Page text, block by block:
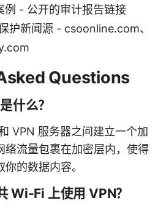
例 - 公开的审计报告链接
护新闻源 - csoonline.com、
Questions
什么？
VPN 服务器之间建立一个加
络流量包裹在加密层内，使得
的数据内容。
Wi-Fi 上使用 VPN？